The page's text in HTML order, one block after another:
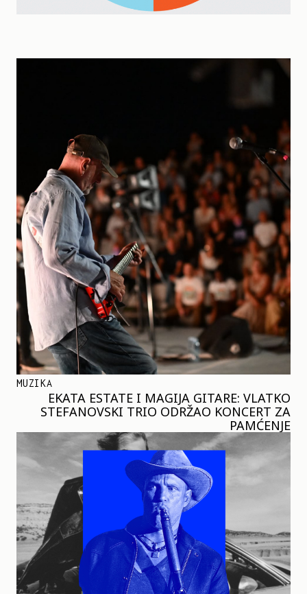
MUZIKA
EKATA ESTATE I MAGIJA GITARE: VLATKO
STEFANOVSKI TRIO ODRŽAO KONCERT ZA
PAMĆENJE